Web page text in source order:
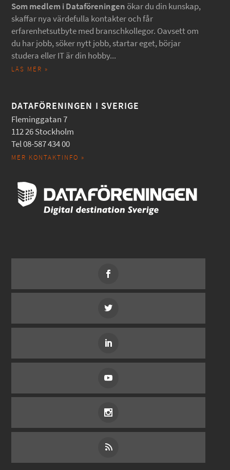
Som medlem i Dataföreningen ökar du din kunskap,
skaffar nya värdefulla kontakter och får
erfarenhetsutbyte med branschkollegor. Oavsett om
du har jobb, söker nytt jobb, startar eget, börjar
studera eller IT är din hobby...
LÄS MER »
DATAFÖRENINGEN I SVERIGE
Fleminggatan 7
112 26 Stockholm
Tel 08-587 434 00
MER KONTAKTINFO »